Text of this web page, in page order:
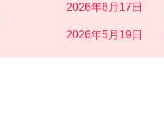
2026年6月17日
2026年5月19日